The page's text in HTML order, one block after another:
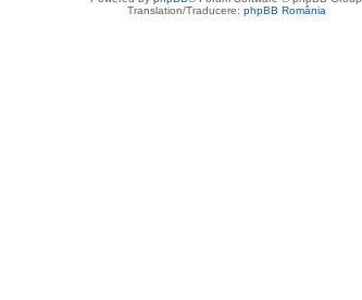
Translation/Traducere: phpBB România